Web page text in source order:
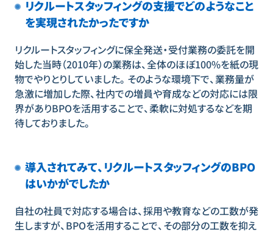
リクルートスタッフィングの支援でどのようなこと
を実現されたかったですか
リクルートスタッフィングに保全発送・受付業務の委託を開
始した当時（2010年）の業務は、全体のほぼ100%を紙の現
物でやりとりしていました。そのような環境下で、業務量が
急激に増加した際、社内での増員や育成などの対応には限
界がありBPOを活用することで、柔軟に対処するなどを期
待しておりました。
導入されてみて、リクルートスタッフィングのBPO
はいかがでしたか
自社の社員で対応する場合は、採用や教育などの工数が発
生しますが、BPOを活用することで、その部分の工数を抑え